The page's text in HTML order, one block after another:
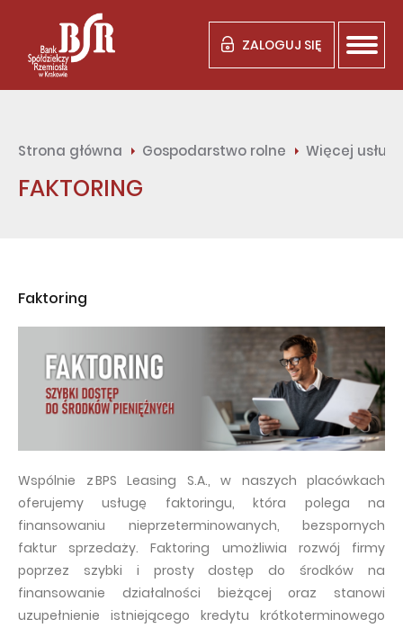
ZALOGUJ SIĘ
Strona główna Gospodarstwo rolne Więcej usług
FAKTORING
Faktoring
Wspólnie z BPS Leasing S.A., w naszych placówkach
oferujemy usługę faktoringu, która polega na
finansowaniu nieprzeterminowanych, bezspornych
faktur sprzedaży. Faktoring umożliwia rozwój firmy
poprzez szybki i prosty dostęp do środków na
finansowanie działalności bieżącej oraz stanowi
uzupełnienie istniejącego kredytu krótkoterminowego